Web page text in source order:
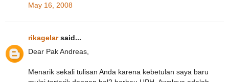
May 16, 2008
rikagelarsaid...
Dear Pak Andreas,
Menarik sekali tulisan Anda karena kebetulan saya baru